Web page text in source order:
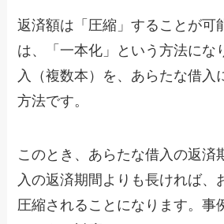
返済額は「圧縮」することが可
は、「一本化」という方法にな
入（複数本）を、あらたな借入
方法です。
このとき、あらたな借入の返済
入の返済期間よりも長ければ、
圧縮されることになります。事